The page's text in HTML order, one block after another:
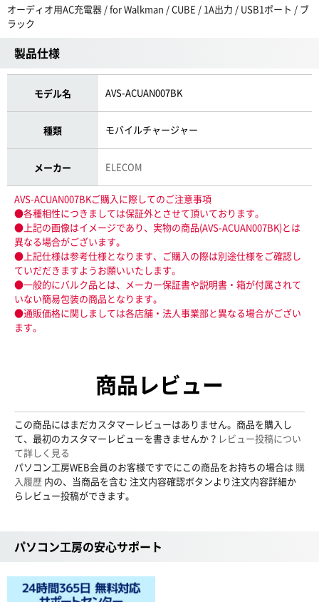
オーディオ用AC充電器 / for Walkman / CUBE / 1A出力 / USB1ポート / ブ
ラック
製品仕様
モデル名 AVS-ACUAN007BK
種類 モバイルチャージャー
メーカー ELECOM
AVS-ACUAN007BKご購入に際してのご注意事項
●各種相性につきましては保証外とさせて頂いております。
●上記の画像はイメージであり、実物の商品(AVS-ACUAN007BK)とは
異なる場合がございます。
●上記仕様は参考仕様となります、ご購入の際は別途仕様をご確認し
ていだだきますようお願いいたします。
●一般的にバルク品とは、メーカー保証書や説明書・箱が付属されて
いない簡易包装の商品となります。
●通販価格に関しましては各店舗・法人事業部と異なる場合がござい
ます。
商品レビュー
この商品にはまだカスタマーレビューはありません。商品を購入し
て、最初のカスタマーレビューを書きませんか？ レビュー投稿につい
て詳しく見る
パソコン工房WEB会員のお客様ですでにこの商品をお持ちの場合は 購
入履歴 内の、当商品を含む 注文内容確認ボタンより注文内容詳細か
らレビュー投稿ができます。
パソコン工房の安心サポート